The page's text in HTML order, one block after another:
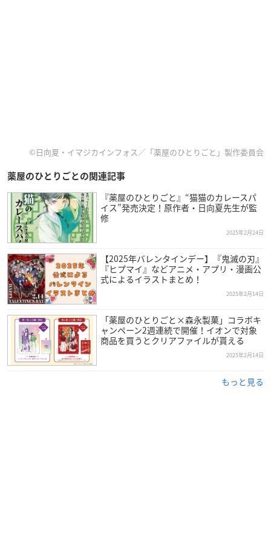
©日向夏・イマジカインフォス／「薬屋のひとりごと」製作委員会
薬屋のひとりごとの関連記事
『薬屋のひとりごと』“猫猫のカレースパ
イス”発売決定！原作者・日向夏先生が監
修
2025年2月24日
【2025年バレンタインデー】『鬼滅の刃』
『ヒプマイ』などアニメ・アプリ・漫画公
式によるイラストまとめ！
2025年2月14日
「薬屋のひとりごと×森永製菓」コラボキ
ャンペーン2週連続で開催！イオンで対象
商品を買うとクリアファイルが貰える
2025年2月14日
もっと見る